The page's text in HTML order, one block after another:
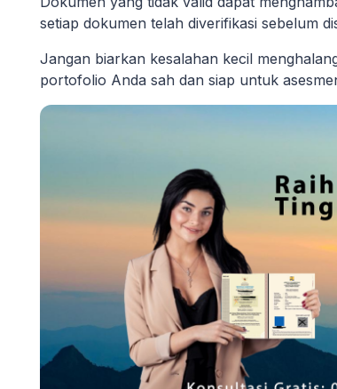
setiap dokumen telah diverifikasi sebelum
Jangan biarkan kesalahan kecil
portofolio Anda sah dan siap untuk